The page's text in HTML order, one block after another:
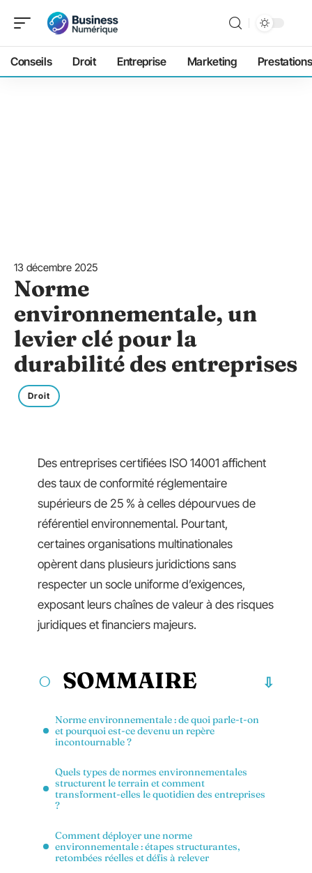
Conseils Droit Entreprise Marketing Prestations
13 décembre 2025
Norme
environnementale, un
levier clé pour la
durabilité des entreprises
Droit
Des entreprises certifiées ISO 14001 affichent
des taux de conformité réglementaire
supérieurs de 25 % à celles dépourvues de
référentiel environnemental. Pourtant,
certaines organisations multinationales
opèrent dans plusieurs juridictions sans
respecter un socle uniforme d’exigences,
exposant leurs chaînes de valeur à des risques
juridiques et financiers majeurs.
SOMMAIRE
Norme environnementale : de quoi parle-t-on
et pourquoi est-ce devenu un repère
incontournable ?
Quels types de normes environnementales
structurent le terrain et comment
transforment-elles le quotidien des entreprises
?
Comment déployer une norme
environnementale : étapes structurantes,
retombées réelles et défis à relever